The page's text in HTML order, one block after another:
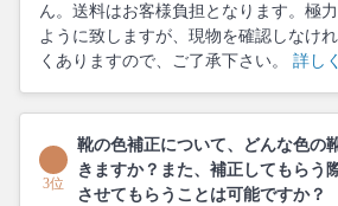
ん。送料はお客様負担となります。極
ように致しますが、現物を確認しなけ
くありますので、ご了承下さい。 詳し
3位
靴の色補正について、どんな色の
きますか？また、補正してもらう
させてもらうことは可能ですか？